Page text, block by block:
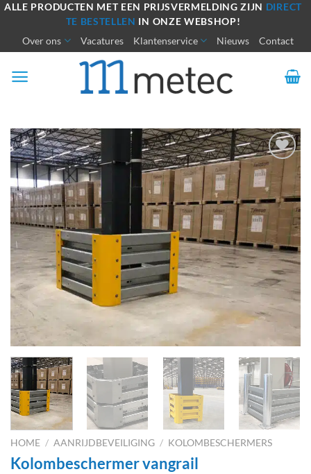
Ga
inhoud
ALLE PRODUCTEN MET EEN PRIJSVERMELDING ZIJN DIRECT
TE BESTELLEN IN ONZE WEBSHOP!
Over ons Vacatures Klantenservice Nieuws Contact
HOME / AANRIJDBEVEILIGING / KOLOMBESCHERMERS
Kolombeschermer vangrail